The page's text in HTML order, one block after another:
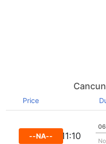
Price
11:10
--NA--